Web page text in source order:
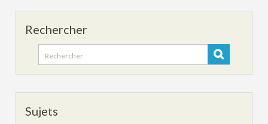
Rechercher
Search
for:
Sujets